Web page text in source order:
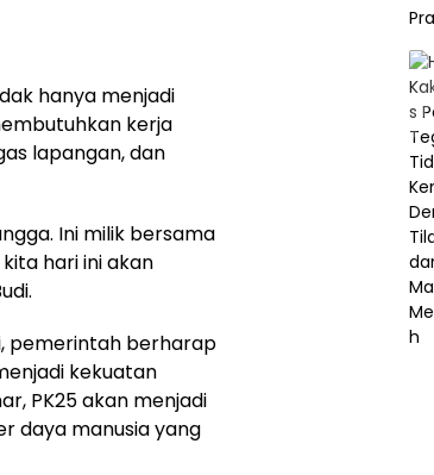
hanya menjadi
kerja
lapangan, dan
Ini milik bersama
hari ini akan
pemerintah berharap
kekuatan
PK25 akan menjadi
daya manusia yang